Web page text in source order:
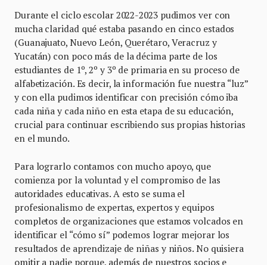
Durante el ciclo escolar 2022-2023 pudimos ver con
mucha claridad qué estaba pasando en cinco estados
(Guanajuato, Nuevo León, Querétaro, Veracruz y
Yucatán) con poco más de la décima parte de los
estudiantes de 1º, 2º y 3º de primaria en su proceso de
alfabetización. Es decir, la información fue nuestra “luz”
y con ella pudimos identificar con precisión cómo iba
cada niña y cada niño en esta etapa de su educación,
crucial para continuar escribiendo sus propias historias
en el mundo.
Para lograrlo contamos con mucho apoyo, que
comienza por la voluntad y el compromiso de las
autoridades educativas. A esto se suma el
profesionalismo de expertas, expertos y equipos
completos de organizaciones que estamos volcados en
identificar el “cómo sí” podemos lograr mejorar los
resultados de aprendizaje de niñas y niños. No quisiera
omitir a nadie porque, además de nuestros socios e